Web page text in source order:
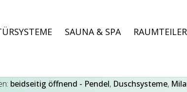
SAUNA & SPA RAUMTEILER
beidseitig öffnend - Pendel, Duschsysteme,